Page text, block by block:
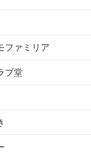
ファミリア
ブ堂